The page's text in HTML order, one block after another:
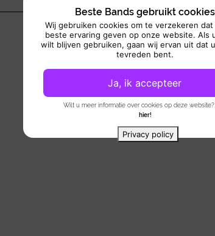
Beste Bands gebruikt cookies
Wij gebruiken cookies om te verzekeren
beste ervaring geven op onze website. Als
wilt blijven gebruiken, gaan wij ervan uit dat
tevreden bent.
Wilt u meer informatie over cookies op deze website?
hier!
Ja, ik accepteer
Privacy policy